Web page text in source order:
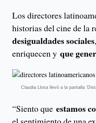
Los directores
historias del cine de la
desigualdades sociales
enriquecen y que
Claudia Llosa llevó a la pantalla
“Siento que estamos